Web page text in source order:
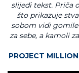
slijedi tekst. Priča
što prikazuje
sobom vidi gomile
za sebe, a kamoli
PROJECT